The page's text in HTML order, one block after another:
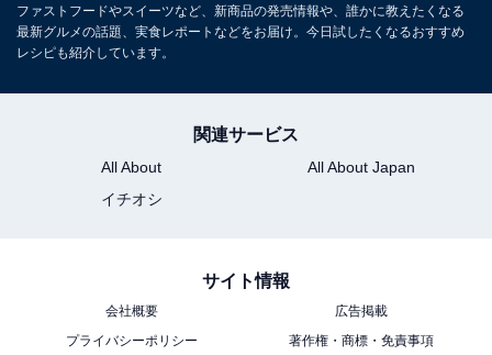
ファストフードやスイーツなど、新商品の発売情報や、誰かに教えたくなる
最新グルメの話題、実食レポートなどをお届け。今日試したくなるおすすめ
レシピも紹介しています。
関連サービス
All About
All About Japan
イチオシ
サイト情報
会社概要
広告掲載
プライバシーポリシー
著作権・商標・免責事項